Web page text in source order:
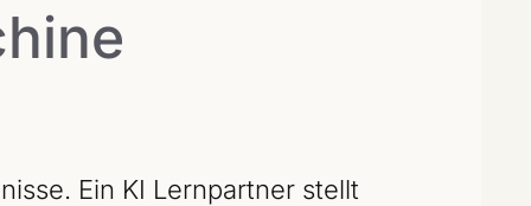
Ein KI Lernpartner stellt